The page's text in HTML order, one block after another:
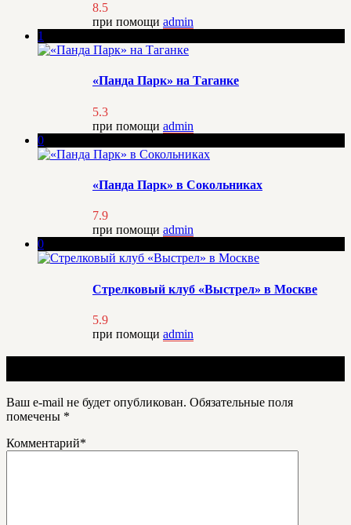
8.5
при помощи admin
1
«Панда Парк» на Таганке
5.3
при помощи admin
0
«Панда Парк» в Сокольниках
7.9
при помощи admin
0
Стрелковый клуб «Выстрел» в Москве
5.9
при помощи admin
Ваш e-mail не будет опубликован. Обязательные поля
помечены *
Комментарий*